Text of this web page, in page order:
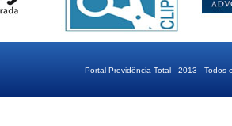
Portal Previdência Total - 2013 - Todos